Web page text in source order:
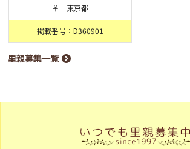
♀ 東京都
掲載番号：D360901
里親募集一覧